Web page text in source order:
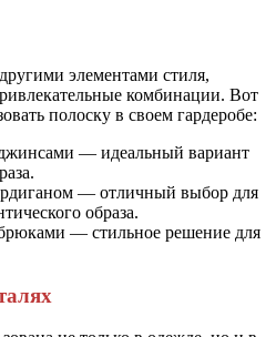
элементами стиля,
комбинации. Вот
полоску в своем гардеробе:
— идеальный вариант
— отличный выбор для
образа.
— стильное решение для